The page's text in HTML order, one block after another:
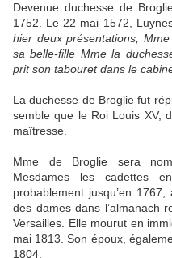
Devenue duchesse de
1752. Le 22 mai 1572,
hier deux présentations,
sa belle-fille Mme la
prit son tabouret dans le
La duchesse de Broglie fut
semble que le Roi Louis XV,
maîtresse.
Mme de Broglie sera
Mesdames les cadettes
probablement jusqu’en
des dames dans l’almanach
Versailles. Elle mourut en
mai 1813. Son époux,
1804.